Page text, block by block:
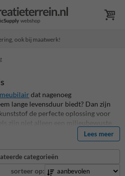
ook bij maatwerk!
dat nagenoeg
lange levensduur biedt? Dan zijn
de perfecte oplossing voor
zijn niet alleen een milieubewuste
en praktische oplossing voor
Onze picknicktafels van
tegen de elementen, vereisen
een lange levensduur. Bovendien
economie door afval een nieuw leven
Lees meer
categorieën
sorteer op: